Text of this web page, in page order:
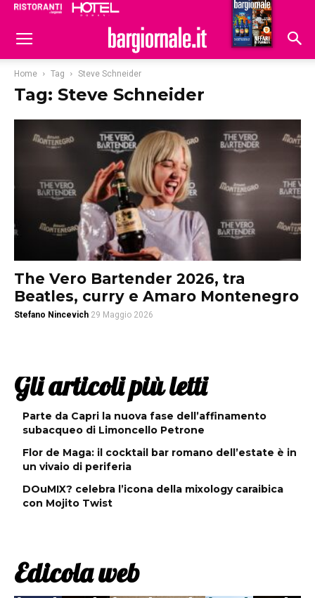
Hoteldomani
Home Tag Steve Schneider
Tag: Steve Schneider
The Vero Bartender 2026, tra
Beatles, curry e Amaro Montenegro
Stefano Nincevich 29 Maggio 2026
Gli articoli più letti
Parte da Capri la nuova fase dell’affinamento
subacqueo di Limoncello Petrone
Flor de Maga: il cocktail bar romano dell’estate è in
un vivaio di periferia
DOuMIX? celebra l’icona della mixology caraibica
con Mojito Twist
Edicola web